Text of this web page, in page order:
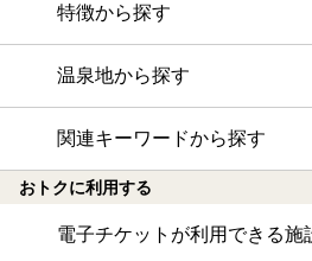
特徴から探す
温泉地から探す
関連キーワードから探す
おトクに利用する
電子チケットが利用できる施